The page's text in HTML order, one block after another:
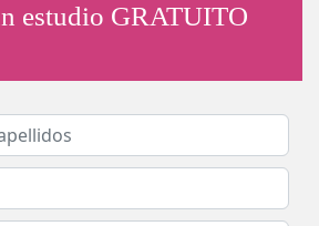
estudio GRATUITO